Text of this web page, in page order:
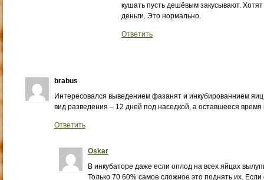
кушать пусть дешёвым закусывают.
деньги. Это нормально.
Ответить
brabus
Интересовался выведением фазанят и инкубированнием
вид разведения – 12 дней под наседкой, а оставшееся время
Ответить
Oskar
В инкубаторе даже если оплод на всех яйцах
Только 70 60% самое сложное это поднять их.